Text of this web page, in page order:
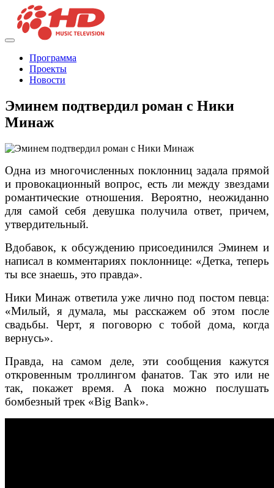
Программа
Проекты
Новости
Эминем подтвердил роман с Ники
Минаж
Одна из многочисленных поклонниц задала прямой
и провокационный вопрос, есть ли между звездами
романтические отношения. Вероятно, неожиданно
для самой себя девушка получила ответ, причем,
утвердительный.
Вдобавок, к обсуждению присоединился Эминем и
написал в комментариях поклоннице: «Детка, теперь
ты все знаешь, это правда».
Ники Минаж ответила уже лично под постом певца:
«Милый, я думала, мы расскажем об этом после
свадьбы. Черт, я поговорю с тобой дома, когда
вернусь».
Правда, на самом деле, эти сообщения кажутся
откровенным троллингом фанатов. Так это или не
так, покажет время. А пока можно послушать
бомбезный трек «Big Bank».